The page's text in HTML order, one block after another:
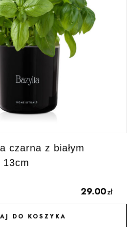
czarna z białym
13cm
29.00zł
DO KOSZYKA
DO ULUBIONYCH